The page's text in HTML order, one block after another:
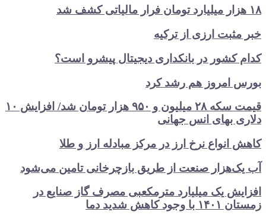
۱۸ هزار میلیارد تومان فرار مالیاتی کشف شد
خبر مثبت ارزی از ترکیه
کدام کشور در بانکداری دیجیتال پیشرو است؟
بورس امروز هم رشد کرد
قیمت سکه ۲۸ میلیون و ۹۵۰ هزار تومان شد/ افزایش ۱۰
دلاری بهای انس جهانی
کاهش انواع نرخ ارز در مرکز مبادله ارز و طلا
آب یک‌هزار صنعت از طریق بازچرخانی تامین می‌شود
افزایش یک میلیارد مترمکعبی مصرف گاز صنایع در
زمستان ۱۴۰۱ با وجود کاهش شدید دما